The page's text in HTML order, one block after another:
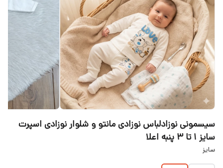
سیسمونی نوزادلباس نوزادی مانتو و شلوار نوزادی اسپرت
سایز ۱ تا ۳ پنبه اعلا
سایز